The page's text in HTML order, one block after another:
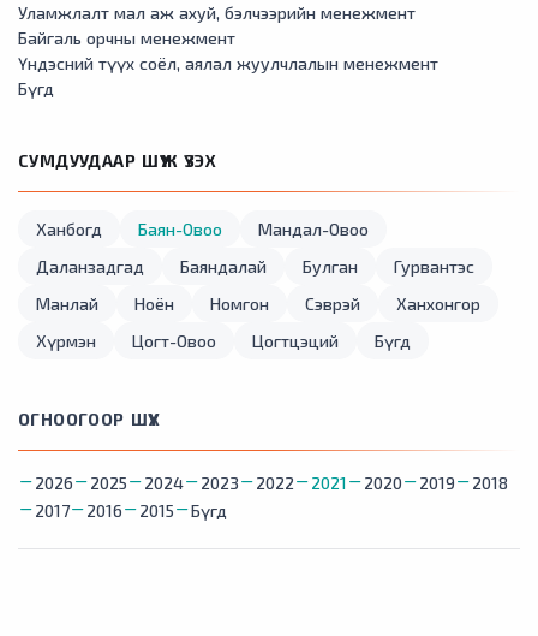
Уламжлалт мал аж ахуй, бэлчээрийн менежмент
Байгаль орчны менежмент
Үндэсний түүх соёл, аялал жуулчлалын менежмент
Бүгд
СУМДУУДААР ШҮҮЖ ҮЗЭХ
Ханбогд Баян-Овоо
Мандал-Овоо
Даланзадгад
Баяндалай Булган
Гурвантэс
Манлай
Ноён Номгон Сэврэй
Ханхонгор
Хүрмэн
Цогт-Овоо Цогтцэций Бүгд
ОГНООГООР ШҮҮХ
2026 2025 2024 2023 2022 2021 2020 2019
2018
2017
2016 2015 Бүгд